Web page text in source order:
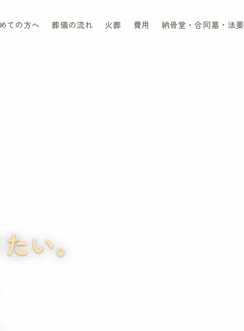
ての方へ 葬儀の流れ 火葬 費用 納骨堂・合同墓・法要
い。